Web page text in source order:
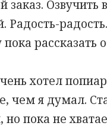
заказ. Озвучить
Радость-
рассказать
хотел
чем я думал.
но пока не